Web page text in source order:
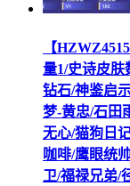
【
量1/史诗皮肤
钻石/神鉴启
梦-黄忠/石田
无心/猫狗日
咖啡/鹰眼统
卫/福禄兄弟/